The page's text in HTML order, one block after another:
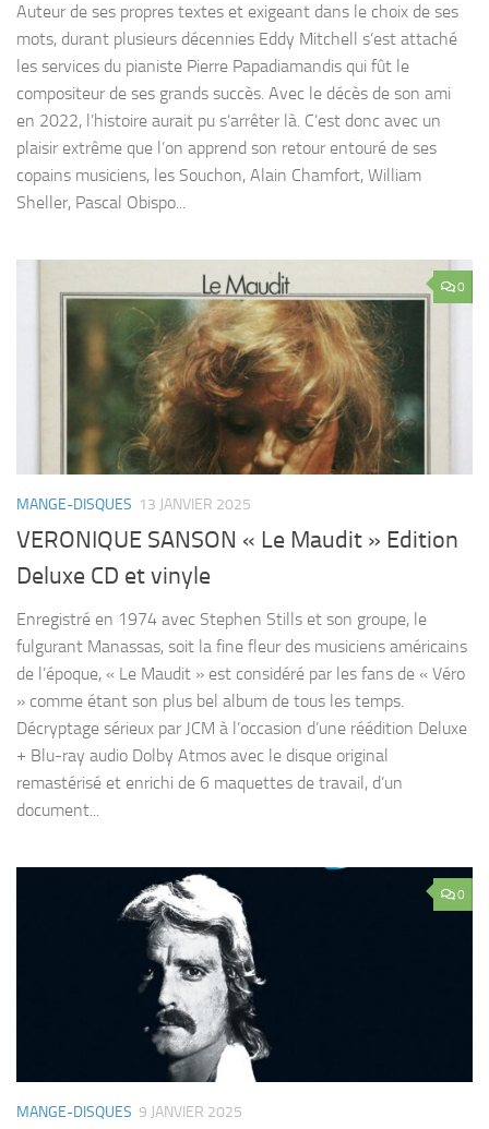
Auteur de ses propres textes et exigeant dans le choix de ses
mots, durant plusieurs décennies Eddy Mitchell s’est attaché
les services du pianiste Pierre Papadiamandis qui fût le
compositeur de ses grands succès. Avec le décès de son ami
en 2022, l’histoire aurait pu s’arrêter là. C’est donc avec un
plaisir extrême que l’on apprend son retour entouré de ses
copains musiciens, les Souchon, Alain Chamfort, William
Sheller, Pascal Obispo...
0
MANGE-DISQUES 13 JANVIER 2025
VERONIQUE SANSON « Le Maudit » Edition
Deluxe CD et vinyle
Enregistré en 1974 avec Stephen Stills et son groupe, le
fulgurant Manassas, soit la fine fleur des musiciens américains
de l’époque, « Le Maudit » est considéré par les fans de « Véro
» comme étant son plus bel album de tous les temps.
Décryptage sérieux par JCM à l’occasion d’une réédition Deluxe
+ Blu-ray audio Dolby Atmos avec le disque original
remastérisé et enrichi de 6 maquettes de travail, d’un
document...
0
MANGE-DISQUES 9 JANVIER 2025